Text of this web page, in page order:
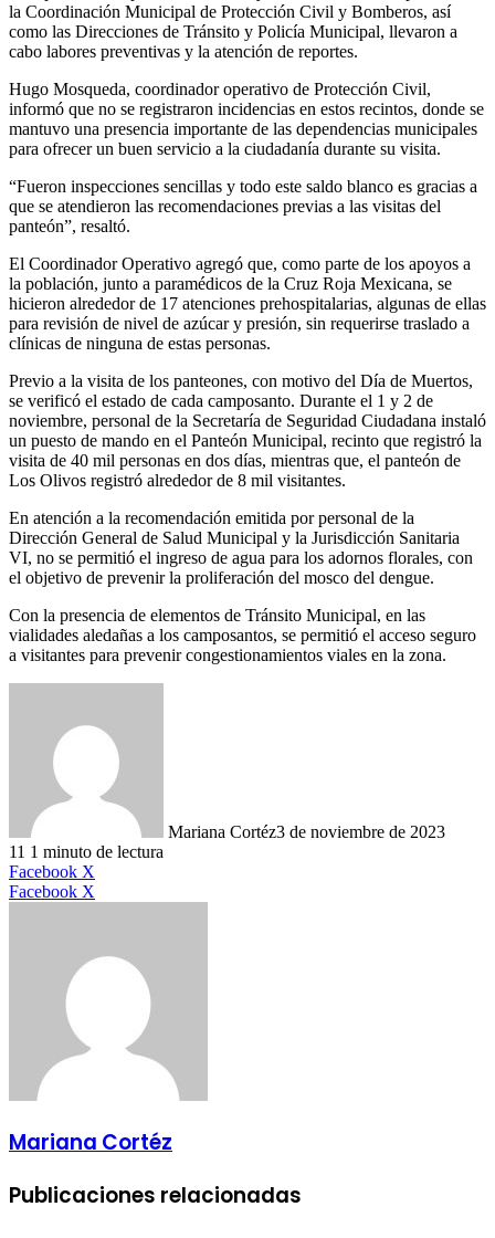
la Coordinación Municipal de Protección Civil y Bomberos, así
como las Direcciones de Tránsito y Policía Municipal, llevaron a
cabo labores preventivas y la atención de reportes.
Hugo Mosqueda, coordinador operativo de Protección Civil,
informó que no se registraron incidencias en estos recintos, donde se
mantuvo una presencia importante de las dependencias municipales
para ofrecer un buen servicio a la ciudadanía durante su visita.
“Fueron inspecciones sencillas y todo este saldo blanco es gracias a
que se atendieron las recomendaciones previas a las visitas del
panteón”, resaltó.
El Coordinador Operativo agregó que, como parte de los apoyos a
la población, junto a paramédicos de la Cruz Roja Mexicana, se
hicieron alrededor de 17 atenciones prehospitalarias, algunas de ellas
para revisión de nivel de azúcar y presión, sin requerirse traslado a
clínicas de ninguna de estas personas.
Previo a la visita de los panteones, con motivo del Día de Muertos,
se verificó el estado de cada camposanto. Durante el 1 y 2 de
noviembre, personal de la Secretaría de Seguridad Ciudadana instaló
un puesto de mando en el Panteón Municipal, recinto que registró la
visita de 40 mil personas en dos días, mientras que, el panteón de
Los Olivos registró alrededor de 8 mil visitantes.
En atención a la recomendación emitida por personal de la
Dirección General de Salud Municipal y la Jurisdicción Sanitaria
VI, no se permitió el ingreso de agua para los adornos florales, con
el objetivo de prevenir la proliferación del mosco del dengue.
Con la presencia de elementos de Tránsito Municipal, en las
vialidades aledañas a los camposantos, se permitió el acceso seguro
a visitantes para prevenir congestionamientos viales en la zona.
Mariana Cortéz3 de noviembre de 2023
11 1 minuto de lectura
Facebook X
Facebook X
Mariana Cortéz
Publicaciones relacionadas